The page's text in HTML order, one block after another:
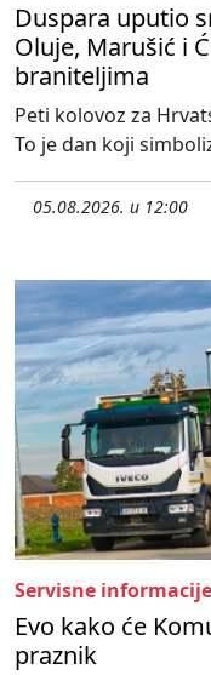
Duspara uputio
Oluje, Marušić i
braniteljima
Peti kolovoz za
To je dan koji
05.08.2026. u 12:00
Servisne informacije
Evo kako će
praznik